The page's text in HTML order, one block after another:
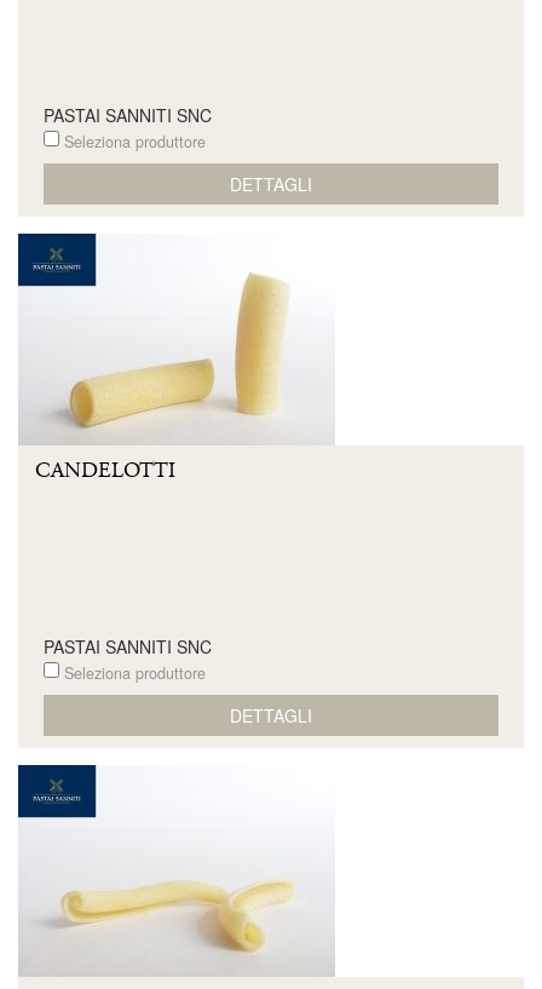
PASTAI SANNITI SNC
Seleziona produttore
DETTAGLI
CANDELOTTI
PASTAI SANNITI SNC
Seleziona produttore
DETTAGLI